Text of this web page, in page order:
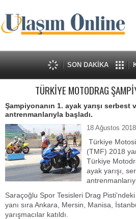
SON DAKİKA
TÜRKİYE MOTODRAG
Şampiyonanın 1. ayak yarışı serbest
antrenmanlarıyla başladı.
18 Ağustos
Türkiye
(TMF) 2018
Türkiye
ayak yarışı,
Saraçoğlu Spor Tesisleri Drag
yanı sıra Ankara, Mersin, Manisa,
yarışmacılar katıldı.